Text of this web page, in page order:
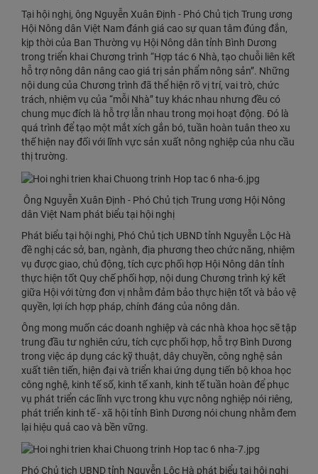
Tại hội nghị, ông Nguyễn Xuân Định - Phó Chủ tịch Trung ương
Hội Nông dân Việt Nam đánh giá cao sự quan tâm đúng đắn,
kịp thời của Ban Thường vụ Hội Nông dân tỉnh Bình Dương
trong triển khai Chương trình “Hợp tác 6 ​Nhà, tạo chuỗi liên kết
hỗ trợ nông dân nâng cao giá trị sản phẩm nông sản”. Những
nội dung của C​hương trình đã thể hiện rõ vị trí, vai trò, chức
trách, nhiệm vụ của “mỗi Nhà” tuy khác nhau nhưng đều có
chung mục đích là hỗ trợ lẫn nhau trong mọi hoạt động. Đó là
quá trình để tạo một mắt xích gắn bó, tuần hoàn tuân theo xu
thế hiện nay đối với lĩnh vực sản xuất nông nghiệp của nhu cầu
thị trường.
Ông Nguyễn Xuân Định - Phó Chủ tịch Trung ương Hội Nông
dân Việt Nam phát biểu tại hội nghị
Phát biểu tại hội nghị, Phó Chủ tịch UBND tỉnh Nguyễn Lộc Hà
đề nghị các sở, ban, ngành, địa phương theo chức năng, nhiệm
vụ được giao, chủ động, tích cực phối hợp Hội Nông dân tỉnh
thực hiện tốt Quy chế phối hợp, nội dung Chương trình ký kết
giữa Hội với từng đơn vị nhằm đảm bảo thực hiện tốt và bảo vệ
quyền, lợi ích hợp pháp, chính đáng của nông dân.
Ông mong muốn các doanh nghiệp và các nhà khoa học sẽ tập
trung đầu tư nghiên cứu, tích cực phối hợp, hỗ trợ Bình Dương
trong việc áp dụng các kỹ thuật, dây chuyền, công nghệ sản
xuất tiên tiến, hiện đại và triển khai ứng dụng tiến bộ khoa học
công nghệ, kinh tế số, kinh tế xanh, kinh tế tuần hoàn để phục
vụ phát triển các lĩnh vực trong khu vực nông nghiệp nói riêng,
phát triển kinh tế - xã hội tỉnh Bình Dương nói chung nhằm đem
lại hiệu quả cao và bền vững.
Phó Chủ tịch UBND tỉnh Nguyễn Lộc Hà phát biểu tại hội nghị